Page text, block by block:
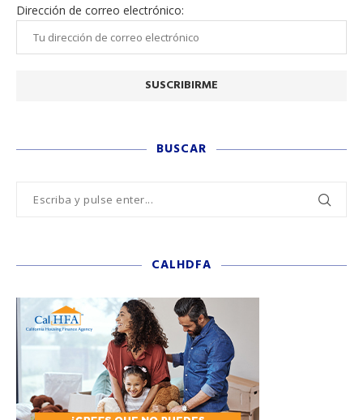
Dirección de correo electrónico:
BUSCAR
CALHDFA